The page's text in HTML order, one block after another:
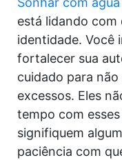
está lidando com
identidade. Você
fortalecer sua
cuidado para
excessos. Eles
tempo com
signifiquem
paciência com